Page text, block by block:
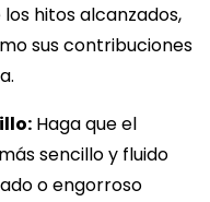
hitos alcanzados,
sus contribuciones
Haga que el
sencillo y fluido
o engorroso